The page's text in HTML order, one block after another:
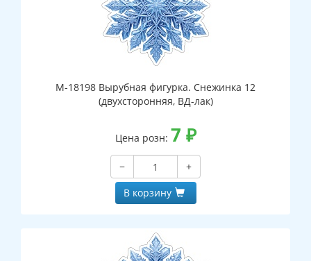
М-18198 Вырубная фигурка. Снежинка 12
(двухсторонняя, ВД-лак)
Цена розн: 7 ₽
−
+
В корзину